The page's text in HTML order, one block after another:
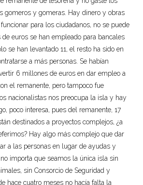
gomeros y gomeras. Hay dinero y obras
para los ciudadanos, no se puede
euros se han empleado para bancales
se han levantado 11, el resto ha sido en
a más personas. Se habían
6 millones de euros en dar empleo a
el remanente, pero tampoco fue
nacionalistas nos preocupa la isla y hay
poco interesa, pues del remanente, 17
destinados a proyectos complejos, ¿a
Hay algo más complejo que dar
a las personas en lugar de ayudas y
importa que seamos la única isla sin
sin Consorcio de Seguridad y
hace cuatro meses no hacía falta la